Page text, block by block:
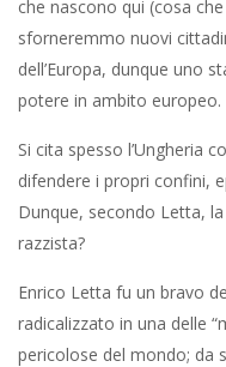
che nascono qui (cosa
sforneremmo nuovi
dell’Europa, dunque uno
potere in ambito europeo.
Si cita spesso l’Ungheria
difendere i propri confini,
Dunque, secondo Letta,
razzista?
Enrico Letta fu un bravo
radicalizzato in una delle
pericolose del mondo; da